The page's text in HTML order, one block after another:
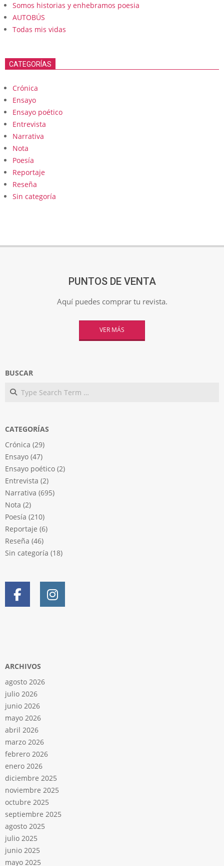
Somos historias y enhebramos poesia
AUTOBÚS
Todas mis vidas
CATEGORÍAS
Crónica
Ensayo
Ensayo poético
Entrevista
Narrativa
Nota
Poesía
Reportaje
Reseña
Sin categoría
PUNTOS DE VENTA
Aquí puedes comprar tu revista.
VER MÁS
BUSCAR
Search
CATEGORÍAS
Crónica (29)
Ensayo (47)
Ensayo poético (2)
Entrevista (2)
Narrativa (695)
Nota (2)
Poesía (210)
Reportaje (6)
Reseña (46)
Sin categoría (18)
ARCHIVOS
agosto 2026
julio 2026
junio 2026
mayo 2026
abril 2026
marzo 2026
febrero 2026
enero 2026
diciembre 2025
noviembre 2025
octubre 2025
septiembre 2025
agosto 2025
julio 2025
junio 2025
mayo 2025